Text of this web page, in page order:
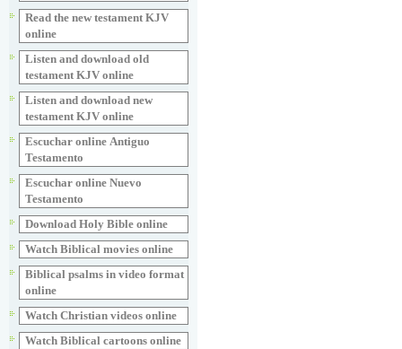
Read the new testament KJV
online
Listen and download old
testament KJV online
Listen and download new
testament KJV online
Escuchar online Аntiguo
Testamento
Escuchar online Nuevo
Testamento
Download Holy Bible online
Watch Biblical movies online
Biblical psalms in video format
online
Watch Christian videos online
Watch Biblical cartoons online